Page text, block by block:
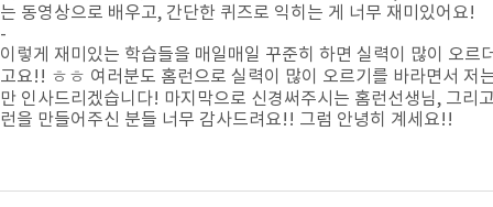
는 동영상으로 배우고, 간단한 퀴즈로 익히는 게 너무 재미있어요!
-
이렇게 재미있는 학습들을 매일매일 꾸준히 하면 실력이 많이 오르
고요!! ㅎㅎ 여러분도 홈런으로 실력이 많이 오르기를 바라면서 저
만 인사드리겠습니다! 마지막으로 신경써주시는 홈런선생님, 그리
런을 만들어주신 분들 너무 감사드려요!! 그럼 안녕히 계세요!!